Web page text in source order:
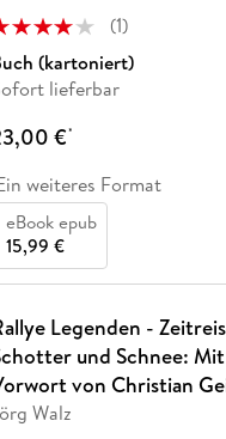
(1)
(kartoniert)
lieferbar
€*
weiteres Format
eBook epub
15,99 €
Legenden -
und Schnee:
von Christian
Walz